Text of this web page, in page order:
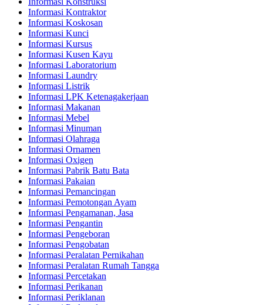
Informasi Kontraktor
Informasi Koskosan
Informasi Kunci
Informasi Kursus
Informasi Kusen Kayu
Informasi Laboratorium
Informasi Laundry
Informasi Listrik
Informasi LPK Ketenagakerjaan
Informasi Makanan
Informasi Mebel
Informasi Minuman
Informasi Olahraga
Informasi Ornamen
Informasi Oxigen
Informasi Pabrik Batu Bata
Informasi Pakaian
Informasi Pemancingan
Informasi Pemotongan Ayam
Informasi Pengamanan, Jasa
Informasi Pengantin
Informasi Pengeboran
Informasi Pengobatan
Informasi Peralatan Pernikahan
Informasi Peralatan Rumah Tangga
Informasi Percetakan
Informasi Perikanan
Informasi Periklanan